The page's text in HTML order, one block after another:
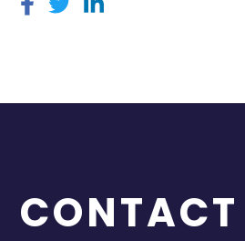
CONTACT